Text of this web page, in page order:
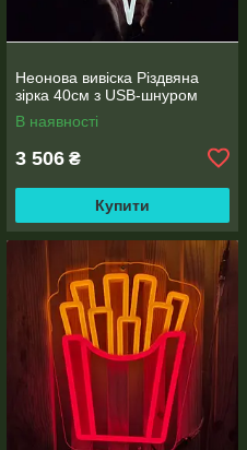
Неонова вивіска Різдвяна
зірка 40см з USB-шнуром
В наявності
3 506 ₴
Купити